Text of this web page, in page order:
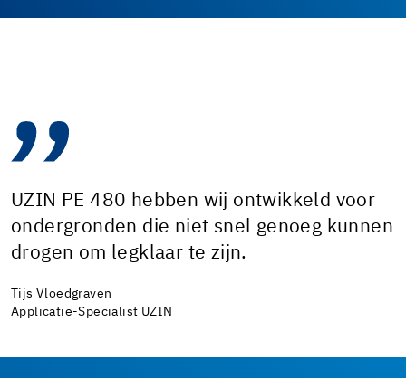
UZIN PE 480 hebben wij ontwikkeld voor
ondergronden die niet snel genoeg kunnen
drogen om legklaar te zijn.
Tijs Vloedgraven
Applicatie-Specialist UZIN